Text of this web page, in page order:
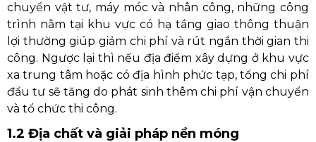
chuyển vật tư, máy móc và nhân công, những công
trình nằm tại khu vực có hạ tầng giao thông thuận
lợi thường giúp giảm chi phí và rút ngắn thời gian thi
công. Ngược lại thì nếu địa điểm xây dựng ở khu vực
xa trung tâm hoặc có địa hình phức tạp, tổng chi phí
đầu tư sẽ tăng do phát sinh thêm chi phí vận chuyển
và tổ chức thi công.
1.2 Địa chất và giải pháp nền móng